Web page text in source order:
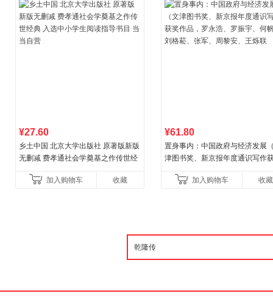
¥27.60
乡土中国 北京大学出版社 原著版新版
无删减 费孝通社会学奠基之作传世经
加入购物车 收藏
¥61.80
置身事内：中国政府与经济发展
津图书奖、新京报年度通识写作
菘、张军、周黎安、王烁联
加入购物车 收藏